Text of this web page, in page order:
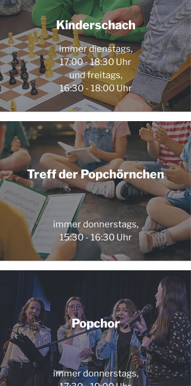
Kinderschach
immer dienstags,
17:00 - 18:30 Uhr
und freitags,
16:30 - 18:00 Uhr
Treff der Popchörnchen
immer donnerstags,
15:30 - 16:30 Uhr
Popchor
immer donnerstags,